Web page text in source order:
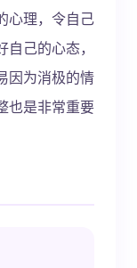
心理，令自己
己的心态，
因为消极的情
也是非常重要